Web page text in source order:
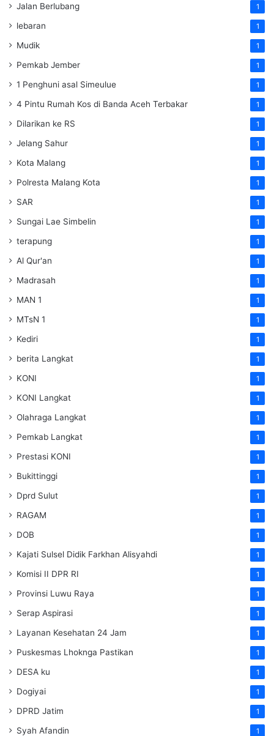
Jalan Berlubang 1
lebaran 1
Mudik 1
Pemkab Jember 1
1 Penghuni asal Simeulue 1
4 Pintu Rumah Kos di Banda Aceh Terbakar 1
Dilarikan ke RS 1
Jelang Sahur 1
Kota Malang 1
Polresta Malang Kota 1
SAR 1
Sungai Lae Simbelin 1
terapung 1
Al Qur'an 1
Madrasah 1
MAN 1 1
MTsN 1 1
Kediri 1
berita Langkat 1
KONI 1
KONI Langkat 1
Olahraga Langkat 1
Pemkab Langkat 1
Prestasi KONI 1
Bukittinggi 1
Dprd Sulut 1
RAGAM 1
DOB 1
Kajati Sulsel Didik Farkhan Alisyahdi 1
Komisi II DPR RI 1
Provinsi Luwu Raya 1
Serap Aspirasi 1
Layanan Kesehatan 24 Jam 1
Puskesmas Lhoknga Pastikan 1
DESA ku 1
Dogiyai 1
DPRD Jatim 1
Syah Afandin 1